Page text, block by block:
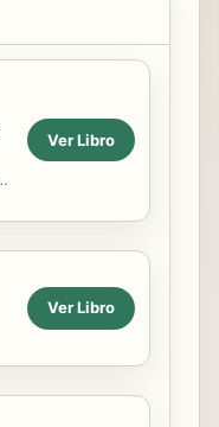
Ver Libro
Ver Libro